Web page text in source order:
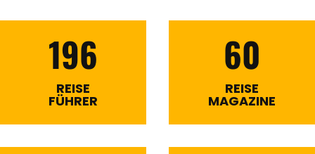
196
REISE
FÜHRER
60
REISE
MAGAZINE